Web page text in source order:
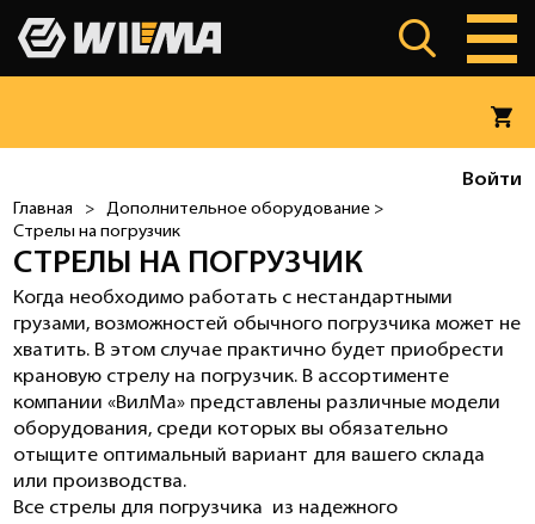
Войти
Главная >
Дополнительное оборудование >
Стрелы на погрузчик
СТРЕЛЫ НА ПОГРУЗЧИК
Когда необходимо работать с нестандартными
грузами, возможностей обычного погрузчика может не
хватить. В этом случае практично будет приобрести
крановую стрелу на погрузчик. В ассортименте
компании «ВилМа» представлены различные модели
оборудования, среди которых вы обязательно
отыщите оптимальный вариант для вашего склада
или производства.
Все стрелы для погрузчика из надежного